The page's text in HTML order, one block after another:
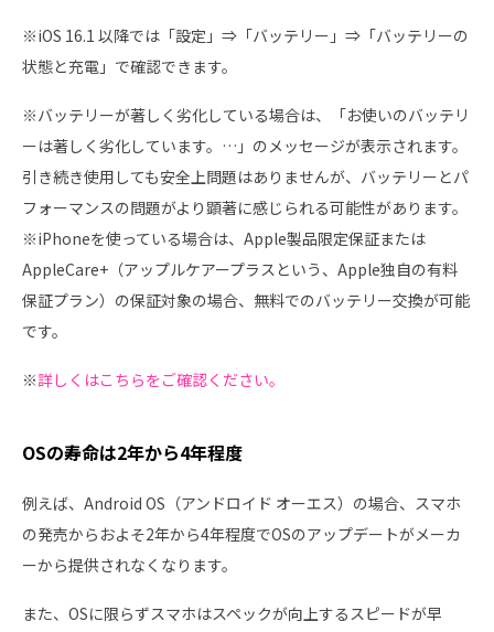
※iOS 16.1 以降では「設定」⇒「バッテリー」⇒「バッテリーの
状態と充電」で確認できます。
※バッテリーが著しく劣化している場合は、「お使いのバッテリ
ーは著しく劣化しています。…」のメッセージが表示されます。
引き続き使用しても安全上問題はありませんが、バッテリーとパ
フォーマンスの問題がより顕著に感じられる可能性があります。
※iPhoneを使っている場合は、Apple製品限定保証または
AppleCare+（アップルケアープラスという、Apple独自の有料
保証プラン）の保証対象の場合、無料でのバッテリー交換が可能
です。
※詳しくはこちらをご確認ください。
OSの寿命は2年から4年程度
例えば、Android OS（アンドロイド オーエス）の場合、スマホ
の発売からおよそ2年から4年程度でOSのアップデートがメーカ
ーから提供されなくなります。
また、OSに限らずスマホはスペックが向上するスピードが早